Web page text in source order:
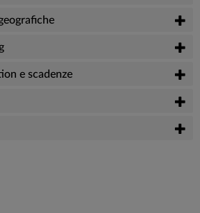
e scadenze